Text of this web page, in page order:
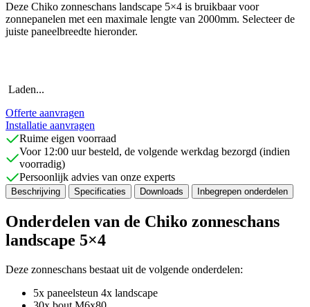
Deze Chiko zonneschans landscape 5×4 is bruikbaar voor
zonnepanelen met een maximale lengte van 2000mm. Selecteer de
juiste paneelbreedte hieronder.
Laden...
Offerte aanvragen
Installatie aanvragen
Ruime eigen voorraad
Voor 12:00 uur besteld, de volgende werkdag bezorgd (indien
voorradig)
Persoonlijk advies van onze experts
Beschrijving Specificaties Downloads Inbegrepen onderdelen
Onderdelen van de Chiko zonneschans
landscape 5×4
Deze zonneschans bestaat uit de volgende onderdelen:
5x paneelsteun 4x landscape